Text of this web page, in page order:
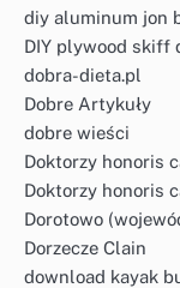
diy aluminum jon
DIY plywood skiff
dobra-dieta.pl
Dobre Artykuły
dobre wieści
Doktorzy honoris
Doktorzy honoris
Dorotowo
Dorzecze Clain
download kayak